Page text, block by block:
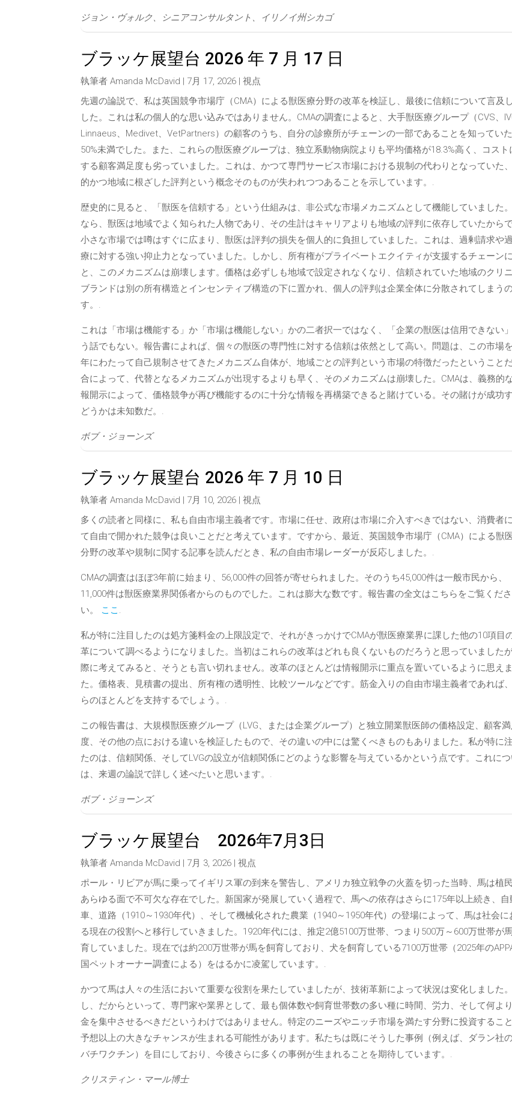
ジョン・ヴォルク、シニアコンサルタント、イリノイ州シカゴ
ブラッケ展望台 2026 年 7 月 17 日
執筆者Amanda McDavid | 7月 17, 2026 |視点
先週の論説で、私は英国競争市場庁（CMA）による獣医療分野の改革を検証し、最後に信頼について言及
した。これは私の個人的な思い込みではありません。CMAの調査によると、大手獣医療グループ（CVS、
Linnaeus、Medivet、VetPartners）の顧客のうち、自分の診療所がチェーンの一部であることを知ってい
50%未満でした。また、これらの獣医療グループは、独立系動物病院よりも平均価格が18.3%高く、コスト
する顧客満足度も劣っていました。これは、かつて専門サービス市場における規制の代わりとなっていた
的かつ地域に根ざした評判という概念そのものが失われつつあることを示しています。.
歴史的に見ると、「獣医を信頼する」という仕組みは、非公式な市場メカニズムとして機能していました
なら、獣医は地域でよく知られた人物であり、その生計はキャリアよりも地域の評判に依存していたからで
小さな市場では噂はすぐに広まり、獣医は評判の損失を個人的に負担していました。これは、過剰請求や
療に対する強い抑止力となっていました。しかし、所有権がプライベートエクイティが支援するチェーン
と、このメカニズムは崩壊します。価格は必ずしも地域で設定されなくなり、信頼されていた地域のクリ
ブランドは別の所有構造とインセンティブ構造の下に置かれ、個人の評判は企業全体に分散されてしまう
す。.
これは「市場は機能する」か「市場は機能しない」かの二者択一ではなく、「企業の獣医は信用できない
う話でもない。報告書によれば、個々の獣医の専門性に対する信頼は依然として高い。問題は、この市場
年にわたって自己規制させてきたメカニズム自体が、地域ごとの評判という市場の特徴だったということ
合によって、代替となるメカニズムが出現するよりも早く、そのメカニズムは崩壊した。CMAは、義務的
報開示によって、価格競争が再び機能するのに十分な情報を再構築できると賭けている。その賭けが成功
どうかは未知数だ。.
ボブ・ジョーンズ
ブラッケ展望台 2026 年 7 月 10 日
執筆者Amanda McDavid | 7月 10, 2026 |視点
多くの読者と同様に、私も自由市場主義者です。市場に任せ、政府は市場に介入すべきではない、消費者
て自由で開かれた競争は良いことだと考えています。ですから、最近、英国競争市場庁（CMA）による獣
分野の改革や規制に関する記事を読んだとき、私の自由市場レーダーが反応しました。.
CMAの調査はほぼ3年前に始まり、56,000件の回答が寄せられました。そのうち45,000件は一般市民から、
11,000件は獣医療業界関係者からのものでした。これは膨大な数です。報告書の全文はこちらをご覧くださ
い。 ここ .
私が特に注目したのは処方箋料金の上限設定で、それがきっかけでCMAが獣医療業界に課した他の10項目
革について調べるようになりました。当初はこれらの改革はどれも良くないものだろうと思っていました
際に考えてみると、そうとも言い切れません。改革のほとんどは情報開示に重点を置いているように思え
た。価格表、見積書の提出、所有権の透明性、比較ツールなどです。筋金入りの自由市場主義者であれば
らのほとんどを支持するでしょう。.
この報告書は、大規模獣医療グループ（LVG、または企業グループ）と独立開業獣医師の価格設定、顧客満
度、その他の点における違いを検証したもので、その違いの中には驚くべきものもありました。私が特に
たのは、信頼関係、そしてLVGの設立が信頼関係にどのような影響を与えているかという点です。これにつ
は、来週の論説で詳しく述べたいと思います。.
ボブ・ジョーンズ
ブラッケ展望台 2026年7月3日
執筆者Amanda McDavid | 7月 3, 2026 |視点
ポール・リビアが馬に乗ってイギリス軍の到来を警告し、アメリカ独立戦争の火蓋を切った当時、馬は植
あらゆる面で不可欠な存在でした。新国家が発展していく過程で、馬への依存はさらに175年以上続き、自
車、道路（1910～1930年代）、そして機械化された農業（1940～1950年代）の登場によって、馬は社会に
る現在の役割へと移行していきました。1920年代には、推定2億5100万世帯、つまり500万～600万世帯が
育していました。現在では約200万世帯が馬を飼育しており、犬を飼育している7100万世帯（2025年の
国ペットオーナー調査による）をはるかに凌駕しています。.
かつて馬は人々の生活において重要な役割を果たしていましたが、技術革新によって状況は変化しました
し、だからといって、専門家や業界として、最も個体数や飼育世帯数の多い種に時間、労力、そして何よ
金を集中させるべきだというわけではありません。特定のニーズやニッチ市場を満たす分野に投資すること
予想以上の大きなチャンスが生まれる可能性があります。私たちは既にそうした事例（例えば、ダラン社
バチワクチン）を目にしており、今後さらに多くの事例が生まれることを期待しています。.
クリスティン・マール博士